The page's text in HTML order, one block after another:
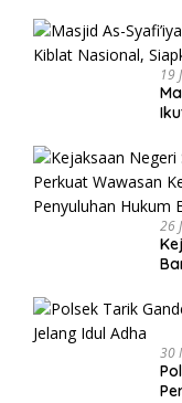
19
26
30